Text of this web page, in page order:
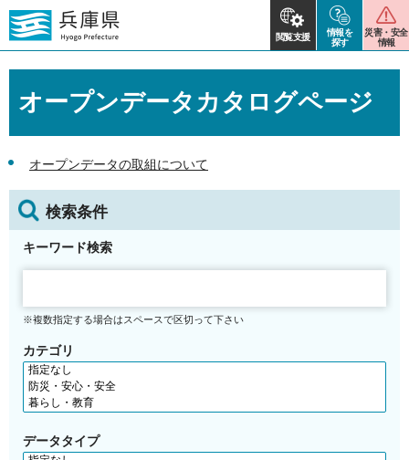
閲覧支援
情報を
探す
災害・安全
情報
オープンデータカタログページ
オープンデータの取組について
検索条件
キーワード検索
※複数指定する場合はスペースで区切って下さい
カテゴリ
データタイプ